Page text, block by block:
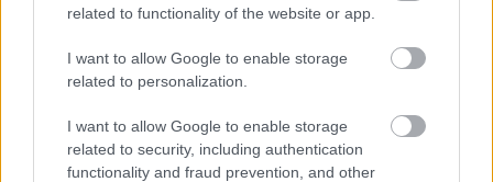
related to functionality of the website or app.
I want to allow Google to enable storage
related to personalization.
I want to allow Google to enable storage
related to security, including authentication
functionality and fraud prevention, and other